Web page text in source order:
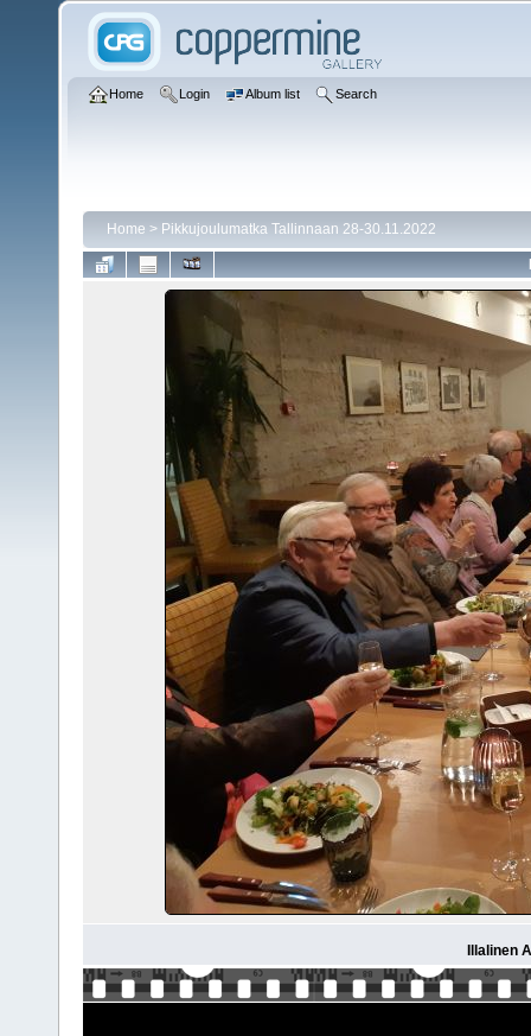
Home Login Album list Search
Home > Pikkujoulumatka Tallinnaan 28-30.11.2022
Illalinen